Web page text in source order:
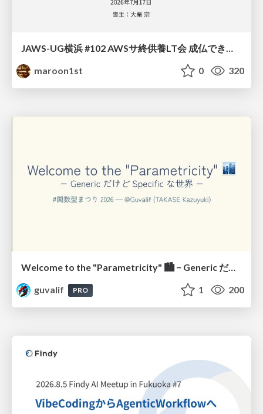
JAWS-UG横浜 #102 AWSサ終供養LT会 成仏できない AWS サービスたち 〜本日、三体供養します〜
maroon1st
0 320
Welcome to the "Parametricity" 🏙️ − Generic だけど Specific な世界 −
guvalif
PRO 1 200